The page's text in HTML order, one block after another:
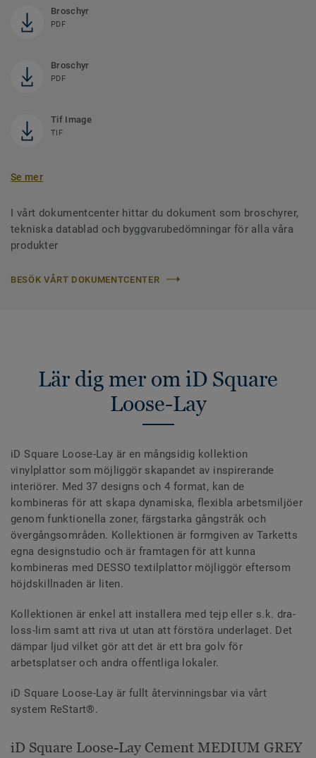
Broschyr
PDF
Broschyr
PDF
Tif Image
TIF
Se mer
I vårt dokumentcenter hittar du dokument som broschyrer,
tekniska datablad och byggvarubedömningar för alla våra
produkter
BESÖK VÅRT DOKUMENTCENTER
Lär dig mer om iD Square
Loose-Lay
iD Square Loose-Lay är en mångsidig kollektion
vinylplattor som möjliggör skapandet av inspirerande
interiörer. Med 37 designs och 4 format, kan de
kombineras för att skapa dynamiska, flexibla arbetsmiljöer
genom funktionella zoner, färgstarka gångstråk och
övergångsområden. Kollektionen är formgiven av Tarketts
egna designstudio och är framtagen för att kunna
kombineras med DESSO textilplattor möjliggör eftersom
höjdskillnaden är liten.
Kollektionen är enkel att installera med tejp eller s.k. dra-
loss-lim samt att riva ut utan att förstöra underlaget. Det
dämpar ljud vilket gör att det är ett bra golv för
arbetsplatser och andra offentliga lokaler.
iD Square Loose-Lay är fullt återvinningsbar via vårt
system ReStart®.
iD Square Loose-Lay Cement MEDIUM GREY